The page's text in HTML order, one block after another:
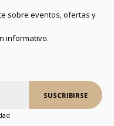
sobre eventos, ofertas y
informativo.
SUSCRIBIRSE